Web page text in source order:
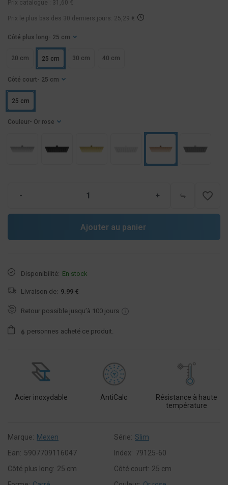
Prix catalogue : 31,60 €
Prix ​​le plus bas des 30 derniers jours: 25,29 €
Côté plus long - 25 cm
20 cm 25 cm 30 cm 40 cm
Côté court - 25 cm
25 cm
Couleur - Or rose
- + favorite_border
Ajouter au panier
Disponibilité: En stock
Livraison de: 9.99 €
Retour possible jusqu’à 100 jours
6 personnes acheté ce produit.
Acier inoxydable AntiCalc
Résistance à haute
température
Marque: Mexen Série: Slim
Ean: 5907709116047 Index: 79125-60
Côté plus long: 25 cm Côté court: 25 cm